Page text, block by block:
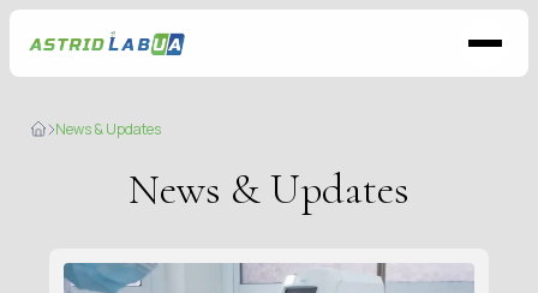
News & Updates
News & Updates